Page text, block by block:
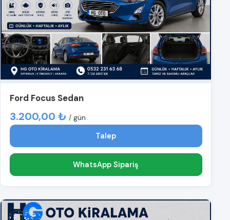
Ford Focus Sedan
3.200,00 ₺ / gün
Talep
WhatsApp Sipariş